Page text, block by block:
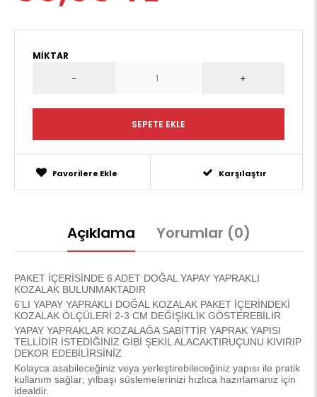
MIKTAR
Favorilere Ekle Karşılaştır
Açıklama Yorumlar (0)
PAKET İÇERİSİNDE 6 ADET DOĞAL YAPAY YAPRAKLI
KOZALAK BULUNMAKTADIR
6’LI YAPAY YAPRAKLI DOĞAL KOZALAK PAKET İÇERİNDEKİ
KOZALAK ÖLÇÜLERİ 2-3 CM DEĞİŞİKLİK GÖSTEREBİLİR
YAPAY YAPRAKLAR KOZALAĞA SABİTTİR YAPRAK YAPISI
TELLİDİR İSTEDİĞİNİZ GİBİ ŞEKİL ALACAKTIRUÇUNU KIVIRIP
DEKOR EDEBİLİRSİNİZ
Kolayca asabileceğiniz veya yerleştirebileceğiniz yapısı ile pratik
kullanım sağlar; yılbaşı süslemelerinizi hızlıca hazırlamanız için
idealdir.